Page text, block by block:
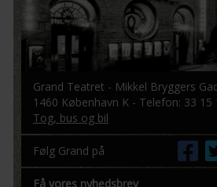
Grand Teatret - Mikkel Bryggers
1460 København K - Telefon: 33 15
Tog, bus og bil
Følg Grand på
Få vores nyhedsbrev